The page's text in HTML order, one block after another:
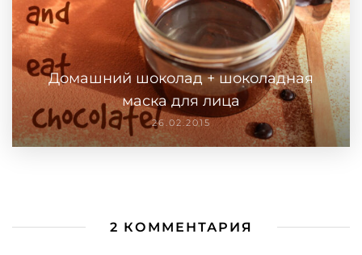
Домашний шоколад + шоколадная
маска для лица
26.02.2015
2 КОММЕНТАРИЯ